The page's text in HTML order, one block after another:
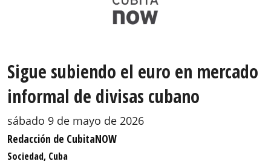
Sigue subiendo el euro en mercado
informal de divisas cubano
sábado 9 de mayo de 2026
Redacción de CubitaNOW
Sociedad, Cuba